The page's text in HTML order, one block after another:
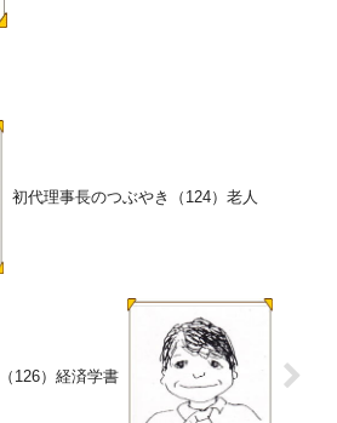
初代理事長のつぶやき（124）老人
126）経済学書